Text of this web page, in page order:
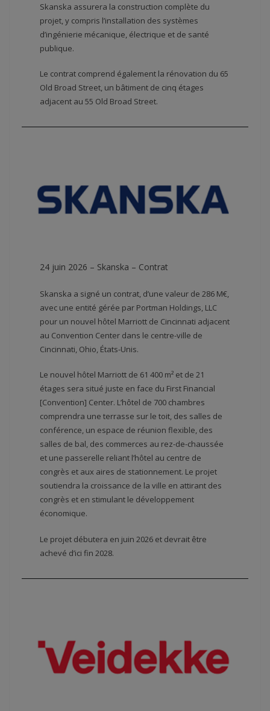
Skanska assurera la construction complète du
projet, y compris l’installation des systèmes
d’ingénierie mécanique, électrique et de santé
publique.
Le contrat comprend également la rénovation du 65
Old Broad Street, un bâtiment de cinq étages
adjacent au 55 Old Broad Street.
24 juin 2026 – Skanska – Contrat
Skanska a signé un contrat, d’une valeur de 286 M€,
avec une entité gérée par Portman Holdings, LLC
pour un nouvel hôtel Marriott de Cincinnati adjacent
au Convention Center dans le centre-ville de
Cincinnati, Ohio, États-Unis.
Le nouvel hôtel Marriott de 61 400 m² et de 21
étages sera situé juste en face du First Financial
[Convention] Center. L’hôtel de 700 chambres
comprendra une terrasse sur le toit, des salles de
conférence, un espace de réunion flexible, des
salles de bal, des commerces au rez-de-chaussée
et une passerelle reliant l’hôtel au centre de
congrès et aux aires de stationnement. Le projet
soutiendra la croissance de la ville en attirant des
congrès et en stimulant le développement
économique.
Le projet débutera en juin 2026 et devrait être
achevé d’ici fin 2028.